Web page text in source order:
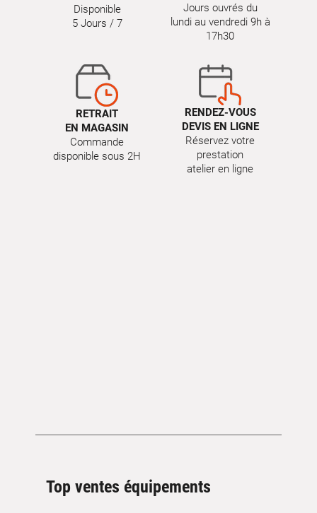
Disponible
5 Jours / 7
Jours ouvrés du
lundi au vendredi 9h à
17h30
RETRAIT
EN MAGASIN
Commande
disponible sous 2H
RENDEZ-VOUS
DEVIS EN LIGNE
Réservez votre
prestation
atelier en ligne
Top ventes équipements